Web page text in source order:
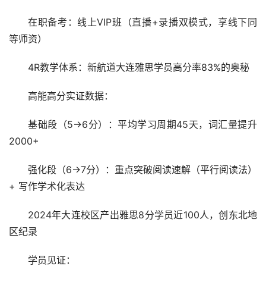
在职备考：线上VIP班（直播+录播双模式，享线下同
等师资）
4R教学体系：新航道大连雅思学员高分率83%的奥秘
高能高分实证数据：
基础段（5→6分）：平均学习周期45天，词汇量提升
2000+
强化段（6→7分）：重点突破阅读速解（平行阅读法）
+ 写作学术化表达
2024年大连校区产出雅思8分学员近100人，创东北地
区纪录
学员见证：